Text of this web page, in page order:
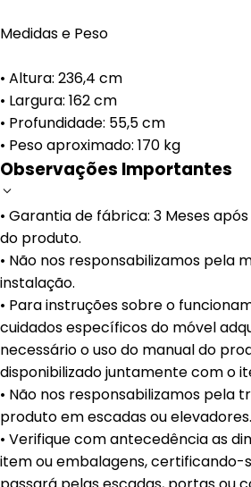
Medidas e Peso
• Altura: 236,4 cm
• Largura: 162 cm
• Profundidade: 55,5 cm
• Peso aproximado: 170 kg
Observações Importantes
• Garantia de fábrica: 3 Meses
do produto.
• Não nos responsabilizamos pela
instalação.
• Para instruções sobre o
cuidados específicos do móvel
necessário o uso do manual do
disponibilizado juntamente com o
• Não nos responsabilizamos pela
produto em escadas ou elevadores.
• Verifique com antecedência as
item ou embalagens, certificando-